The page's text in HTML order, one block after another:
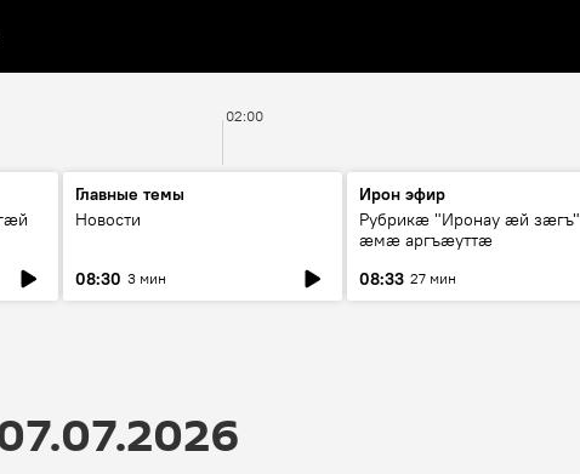
02:00
Главные темы
Новости
08:30 3 мин
Ирон эфир
Рубрикæ "Иронау ӕй зӕгъ"
ӕмӕ аргъӕуттӕ
08:33 27 мин